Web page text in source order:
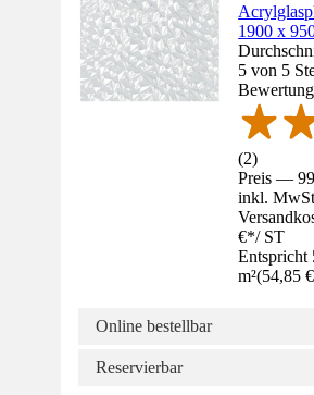
1900 x
5 von 5
(2)
Preis —
inkl.
€*/ ST
Entspricht
m²(54,85 €
Online bestellbar
Reservierbar